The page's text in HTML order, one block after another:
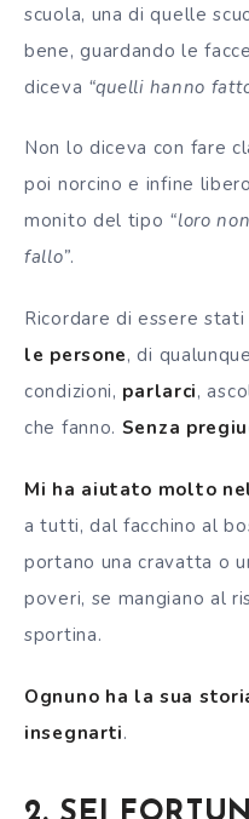
scuola, una di quelle
bene, guardando le
diceva “quelli hanno
Non lo diceva con fare
poi norcino e infine
monito del tipo “loro
fallo”.
Ricordare di essere
le persone, di
condizioni, parlarci,
che fanno. Senza
Mi ha aiutato molto
a tutti, dal facchino al
portano una cravatta o
poveri, se mangiano al
sportina.
Ognuno ha la sua
insegnarti.